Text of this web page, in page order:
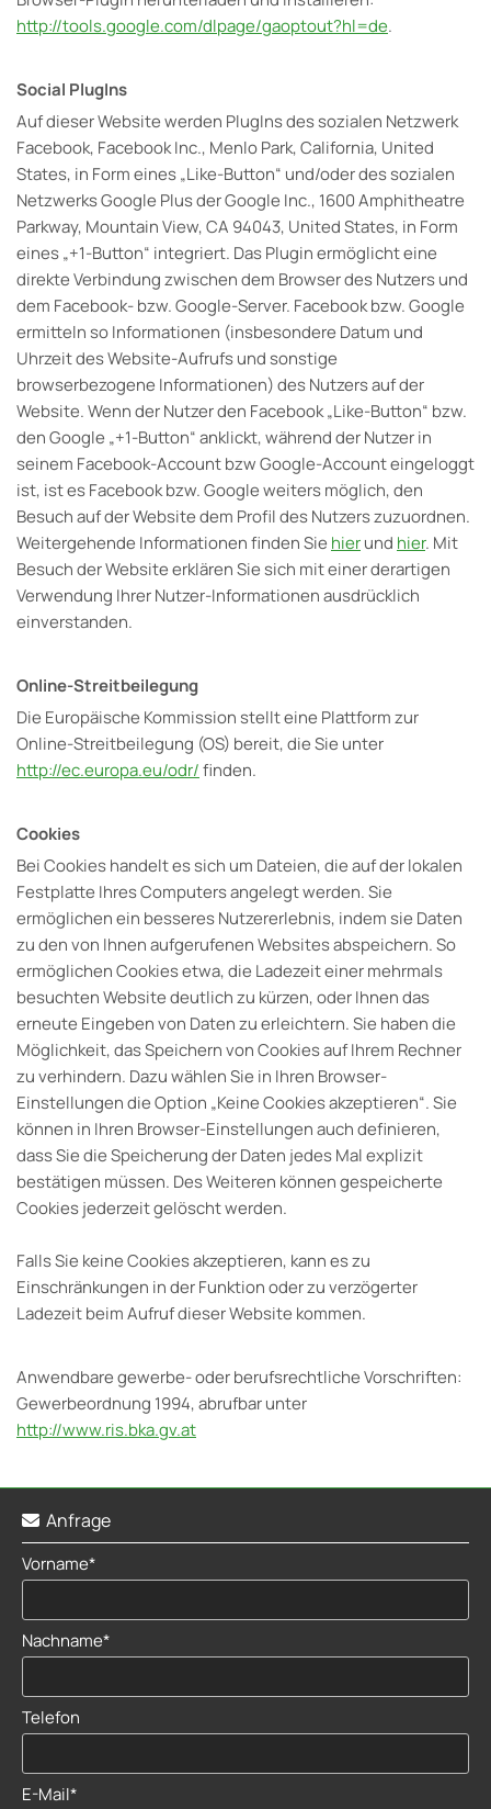
http://tools.google.com/dlpage/gaoptout?hl=de.
Social PlugIns
Auf dieser Website werden PlugIns des sozialen Netzwerk
Facebook, Facebook Inc., Menlo Park, California, United
States, in Form eines „Like-Button“ und/oder des sozialen
Netzwerks Google Plus der Google Inc., 1600 Amphitheatre
Parkway, Mountain View, CA 94043, United States, in Form
eines „+1-Button“ integriert. Das Plugin ermöglicht eine
direkte Verbindung zwischen dem Browser des Nutzers und
dem Facebook- bzw. Google-Server. Facebook bzw. Google
ermitteln so Informationen (insbesondere Datum und
Uhrzeit des Website-Aufrufs und sonstige
browserbezogene Informationen) des Nutzers auf der
Website. Wenn der Nutzer den Facebook „Like-Button“ bzw.
den Google „+1-Button“ anklickt, während der Nutzer in
seinem Facebook-Account bzw Google-Account eingeloggt
ist, ist es Facebook bzw. Google weiters möglich, den
Besuch auf der Website dem Profil des Nutzers zuzuordnen.
Weitergehende Informationen finden Sie hierund hier. Mit
Besuch der Website erklären Sie sich mit einer derartigen
Verwendung Ihrer Nutzer-Informationen ausdrücklich
einverstanden.
Online-Streitbeilegung
Die Europäische Kommission stellt eine Plattform zur
Online-Streitbeilegung (OS) bereit, die Sie unter
http://ec.europa.eu/odr/finden.
Cookies
Bei Cookies handelt es sich um Dateien, die auf der lokalen
Festplatte Ihres Computers angelegt werden. Sie
ermöglichen ein besseres Nutzererlebnis, indem sie Daten
zu den von Ihnen aufgerufenen Websites abspeichern. So
ermöglichen Cookies etwa, die Ladezeit einer mehrmals
besuchten Website deutlich zu kürzen, oder Ihnen das
erneute Eingeben von Daten zu erleichtern. Sie haben die
Möglichkeit, das Speichern von Cookies auf Ihrem Rechner
zu verhindern. Dazu wählen Sie in Ihren Browser-
Einstellungen die Option „Keine Cookies akzeptieren“. Sie
können in Ihren Browser-Einstellungen auch definieren,
dass Sie die Speicherung der Daten jedes Mal explizit
bestätigen müssen. Des Weiteren können gespeicherte
Cookies jederzeit gelöscht werden.
Falls Sie keine Cookies akzeptieren, kann es zu
Einschränkungen in der Funktion oder zu verzögerter
Ladezeit beim Aufruf dieser Website kommen.
Anwendbare gewerbe- oder berufsrechtliche Vorschriften:
Gewerbeordnung 1994, abrufbar unter
http://www.ris.bka.gv.at
 Anfrage
Vorname*
Nachname*
Telefon
E-Mail*